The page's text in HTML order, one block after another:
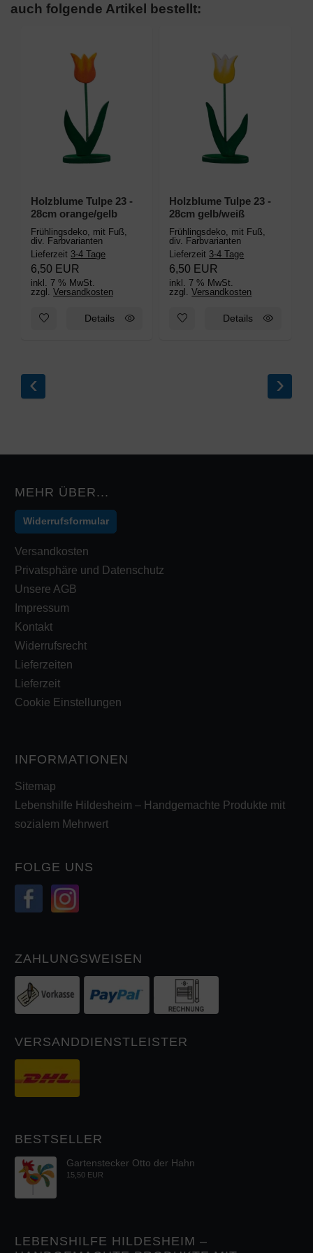
auch folgende Artikel bestellt:
Holzblume Tulpe 23 -
28cm orange/gelb
Frühlingsdeko, mit Fuß,
div. Farbvarianten
Lieferzeit 3-4 Tage
6,50 EUR
inkl. 7 % MwSt.
zzgl. Versandkosten
Zum Merkzettel hinzufügen: Holzblume Tulpe 23 - 28cm
Details
Holzblume Tulpe 23 -
28cm gelb/weiß
Frühlingsdeko, mit Fuß,
div. Farbvarianten
Lieferzeit 3-4 Tage
6,50 EUR
inkl. 7 % MwSt.
zzgl.Versandkosten
Zum Merkzettel hinzufügen:
Details
‹ ›
MEHR ÜBER...
Widerrufsformular
Versandkosten
Privatsphäre und Datenschutz
Unsere AGB
Impressum
Kontakt
Widerrufsrecht
Lieferzeiten
Lieferzeit
Cookie Einstellungen
INFORMATIONEN
Sitemap
Lebenshilfe Hildesheim – Handgemachte Produkte mit
sozialem Mehrwert
FOLGE UNS
ZAHLUNGSWEISEN
VERSANDDIENSTLEISTER
BESTSELLER
Gartenstecker Otto der Hahn
15,50 EUR
LEBENSHILFE HILDESHEIM –